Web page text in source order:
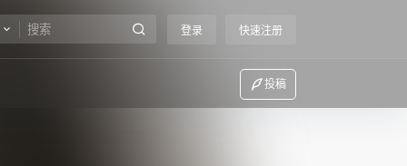
登录 快速注册
投稿